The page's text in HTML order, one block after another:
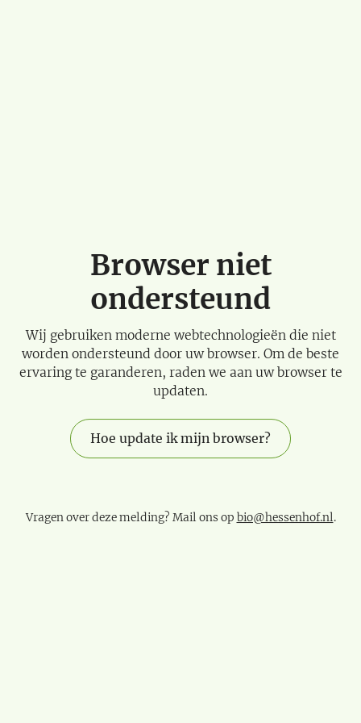
Browser niet
ondersteund
Wij gebruiken moderne webtechnologieën die niet
worden ondersteund door uw browser. Om de beste
ervaring te garanderen, raden we aan uw browser te
updaten.
Hoe update ik mijn browser?
Vragen over deze melding? Mail ons op bio@hessenhof.nl.